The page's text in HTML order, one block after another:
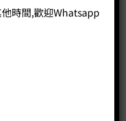
瑪荔枝園特規
時間,歡迎Whatsapp